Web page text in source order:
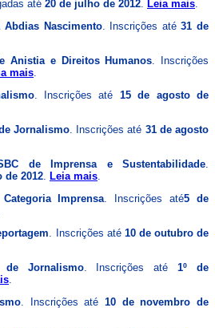
até 20 de julho de 2012 Leia mais
Nascimento. Inscrições até31 de
Anistia e Direitos Humanos . Inscrições
mais
. Inscrições até 15 de agosto de
Jornalismo . Inscrições até 31 de agosto
de Imprensa e Sustentabilidade
de 2012 Leia mais
Imprensa . Inscrições até5 de
. Inscrições até 10 de outubro de
de Jornalismo. Inscrições até1º de
. Inscrições até 10 de novembro de